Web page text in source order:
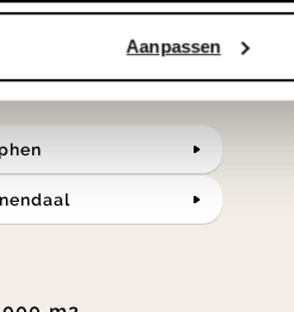
Aanpassen
en